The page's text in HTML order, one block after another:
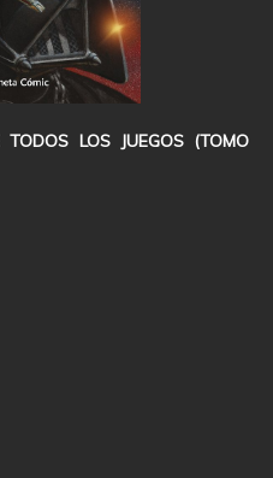
LOS JUEGOS (TOMO